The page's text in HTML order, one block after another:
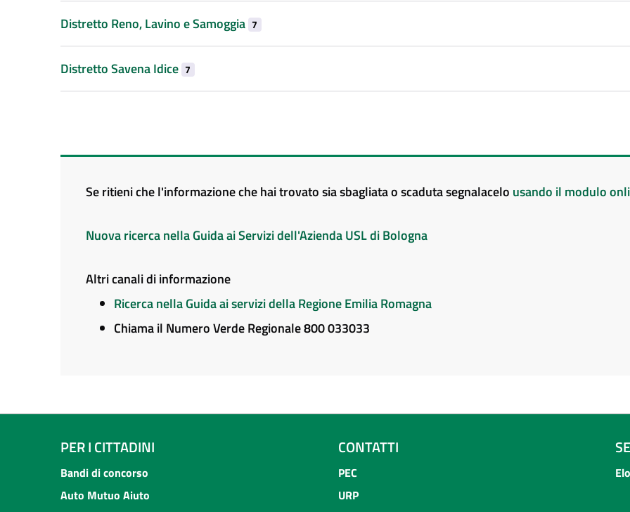
Distretto Reno, Lavino e Samoggia 7
Distretto Savena Idice 7
Se ritieni che l'informazione che hai trovato sia sbagliata o scaduta segnalacelo usando il modulo
Nuova ricerca nella Guida ai Servizi dell'Azienda USL di Bologna
Altri canali di informazione
Ricerca nella Guida ai servizi della Regione Emilia Romagna
Chiama il Numero Verde Regionale 800 033033
PER I CITTADINI
Bandi di concorso
Auto Mutuo Aiuto
CONTATTI
PEC
URP